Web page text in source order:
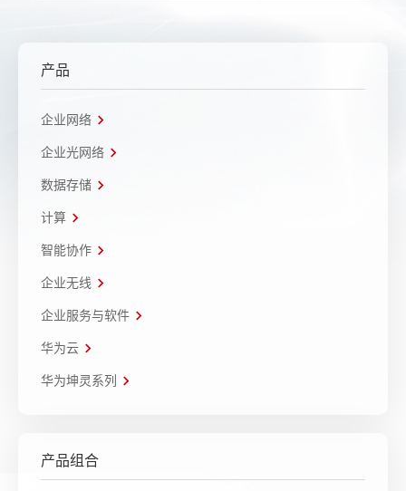
产品
企业网络
企业光网络
数据存储
计算
智能协作
企业无线
企业服务与软件
华为云
华为坤灵系列
产品组合